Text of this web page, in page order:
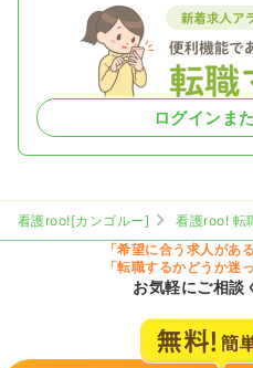
ログインま
看護roo![カンゴルー] 看護roo! 転
「希望に合う求人があ
「転職するかどうか迷
お気軽にご相談